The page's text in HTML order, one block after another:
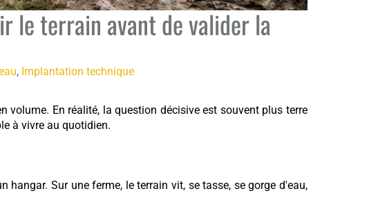
le terrain avant de valider la
, Implantation technique
volume. En réalité, la question décisive est souvent plus terre
à vivre au quotidien.
hangar. Sur une ferme, le terrain vit, se tasse, se gorge d'eau,